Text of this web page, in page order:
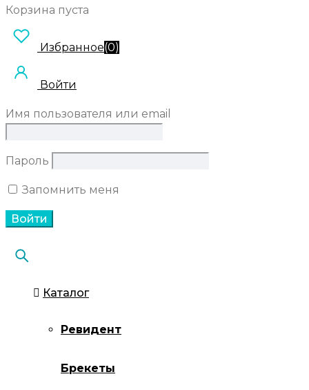
Корзина пуста
Избранное(0)
Войти
Имя пользователя или email
Пароль
Запомнить меня
Каталог
Ревидент
Брекеты